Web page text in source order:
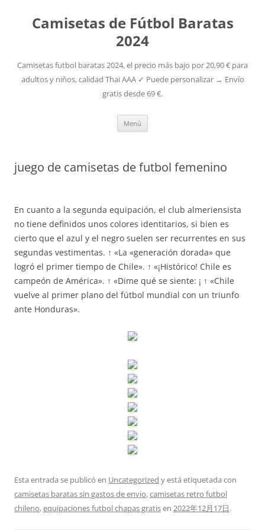
Camisetas de Fútbol Baratas
2024
Camisetas futbol baratas 2024, el precio más bajo por 20,90 € para
adultos y niños, calidad Thai AAA ✓ Puede personalizar → Envío
gratis desde 69 €.
Menú
juego de camisetas de futbol femenino
En cuanto a la segunda equipación, el club almeriensista
no tiene definidos unos colores identitarios, si bien es
cierto que el azul y el negro suelen ser recurrentes en sus
segundas vestimentas. ↑ «La «generación dorada» que
logró el primer tiempo de Chile». ↑ «¡Histórico! Chile es
campeón de América». ↑ «Dime qué se siente: ¡ ↑ «Chile
vuelve al primer plano del fútbol mundial con un triunfo
ante Honduras».
Esta entrada se publicó en Uncategorized y está etiquetada con
camisetas baratas sin gastos de envio,camisetas retro futbol
chileno,equipaciones futbol chapas gratisen 2022年12月17日.